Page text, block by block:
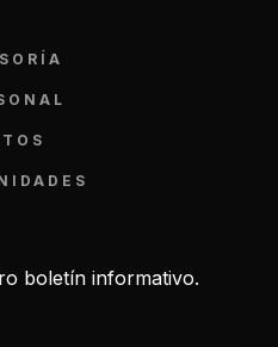
boletín informativo.